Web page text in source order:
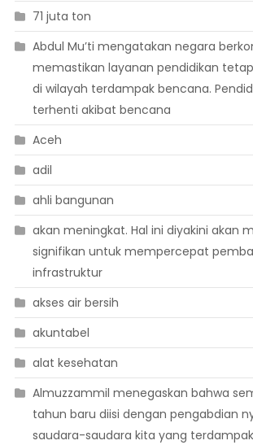
71 juta ton
Abdul Mu’ti mengatakan negara
memastikan layanan pendidikan
di wilayah terdampak bencana.
terhenti akibat bencana
Aceh
adil
ahli bangunan
akan meningkat. Hal ini diyakini akan
signifikan untuk mempercepat
infrastruktur
akses air bersih
akuntabel
alat kesehatan
Almuzzammil menegaskan bahwa
tahun baru diisi dengan pengabdian
saudara-saudara kita yang